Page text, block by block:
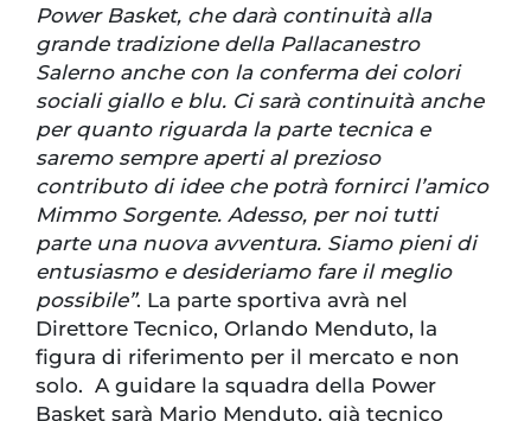
Power Basket, che darà continuità alla
grande tradizione della Pallacanestro
Salerno anche con la conferma dei colori
sociali giallo e blu. Ci sarà continuità anche
per quanto riguarda la parte tecnica e
saremo sempre aperti al prezioso
contributo di idee che potrà fornirci l’amico
Mimmo Sorgente. Adesso, per noi tutti
parte una nuova avventura. Siamo pieni di
entusiasmo e desideriamo fare il meglio
possibile”. La parte sportiva avrà nel
Direttore Tecnico, Orlando Menduto, la
figura di riferimento per il mercato e non
solo. A guidare la squadra della Power
Basket sarà Mario Menduto, già tecnico